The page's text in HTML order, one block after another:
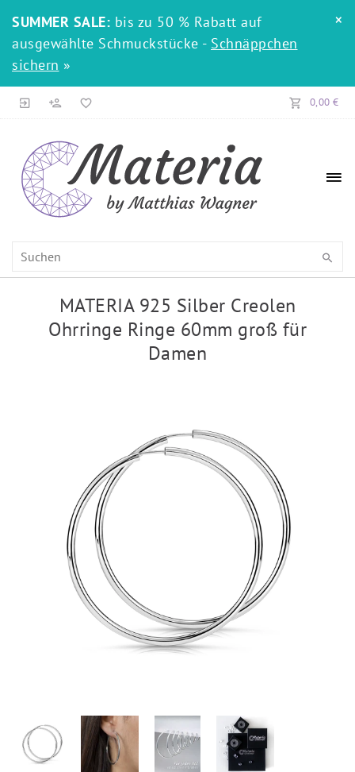
SUMMER SALE: bis zu 50 % Rabatt auf
ausgewählte Schmuckstücke - Schnäppchen
sichern »
×
0,00 €
MATERIA 925 Silber Creolen
Ohrringe Ringe 60mm groß für
Damen